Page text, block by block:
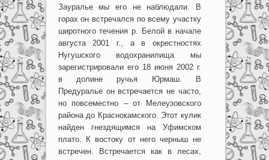
Зауралье мы его не наблюдали. В
горах он встречался по всему участку
широтного течения р. Белой в начале
августа 2001 г., а в окрестностях
Нугушского водохранилища мы
зарегистрировали его 18 июня 2002 г.
в долине ручья Юрмаш. В
Предуралье он встречается не часто,
но повсеместно – от Мелеузовского
района до Краснокамского. Этот кулик
найден гнездящимся на Уфимском
плато. К востоку от него черныш не
встречен. Встречается как в лесах,